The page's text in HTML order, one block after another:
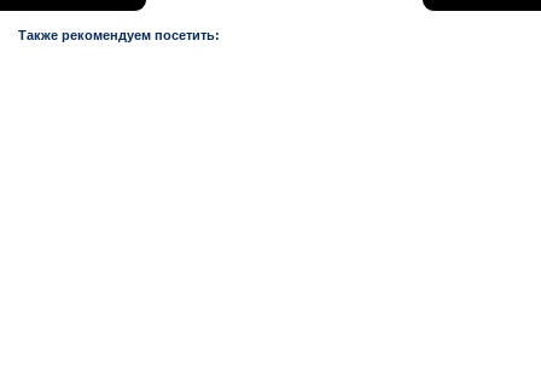
Также рекомендуем посетить: